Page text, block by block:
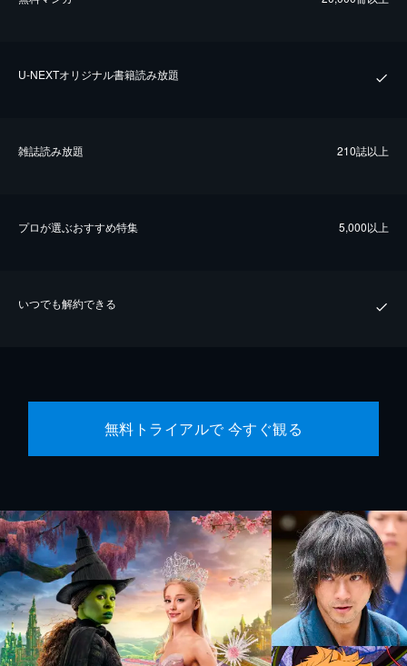
U-NEXTオリジナル書籍読み放題
雑誌読み放題 210誌以上
プロが選ぶおすすめ特集 5,000以上
いつでも解約できる
無料トライアルで 今すぐ観る